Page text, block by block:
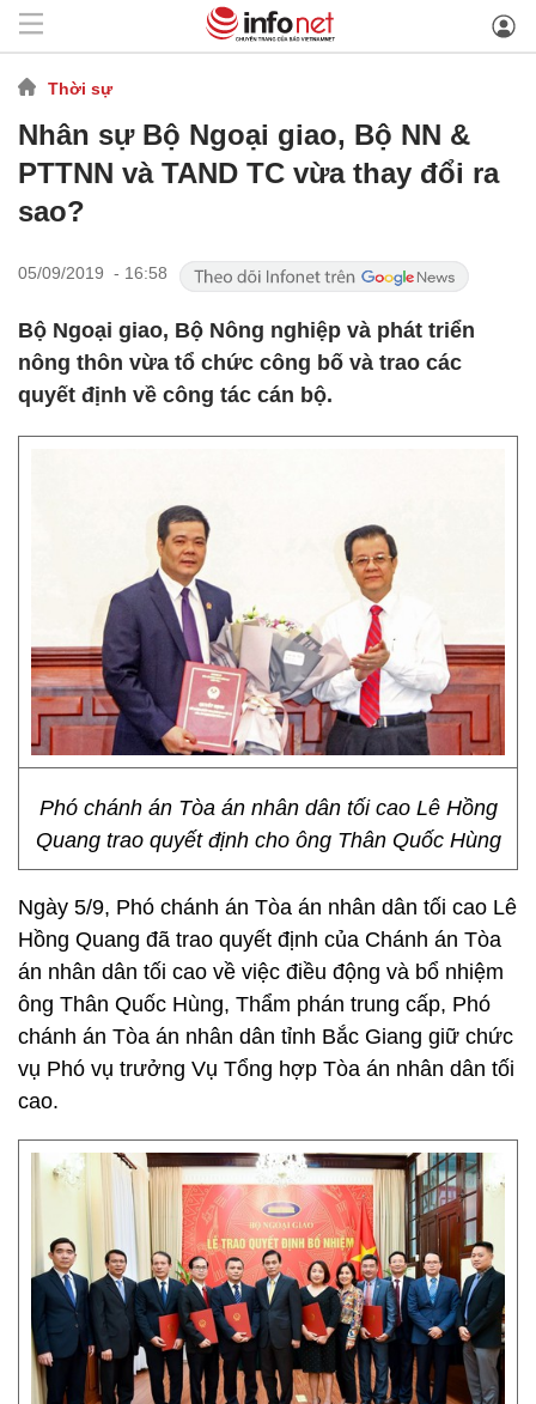
Thời sự
Nhân sự Bộ Ngoại giao, Bộ NN &
PTTNN và TAND TC vừa thay đổi ra
sao?
05/09/2019 - 16:58
Bộ Ngoại giao, Bộ Nông nghiệp và phát triển
nông thôn vừa tổ chức công bố và trao các
quyết định về công tác cán bộ.
Phó chánh án Tòa án nhân dân tối cao Lê Hồng
Quang trao quyết định cho ông Thân Quốc Hùng
Ngày 5/9, Phó chánh án Tòa án nhân dân tối cao Lê
Hồng Quang đã trao quyết định của Chánh án Tòa
án nhân dân tối cao về việc điều động và bổ nhiệm
ông Thân Quốc Hùng, Thẩm phán trung cấp, Phó
chánh án Tòa án nhân dân tỉnh Bắc Giang giữ chức
vụ Phó vụ trưởng Vụ Tổng hợp Tòa án nhân dân tối
cao.